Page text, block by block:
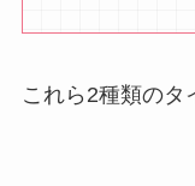
これら2種類のタ